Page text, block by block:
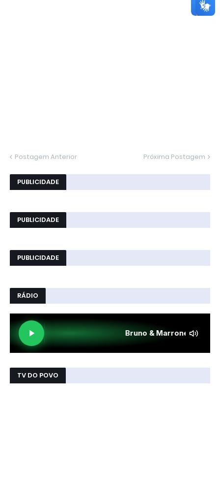
Postagem Anterior Próxima Postagem
PUBLICIDADE
PUBLICIDADE
PUBLICIDADE
RÁDIO
TV DO POVO